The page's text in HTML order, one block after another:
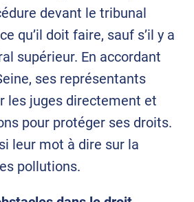
devant le tribunal
qu’il doit faire, sauf s’il y a
supérieur. En accordant
ses représentants
les juges directement et
pour protéger ses droits.
leur mot à dire sur la
pollutions.